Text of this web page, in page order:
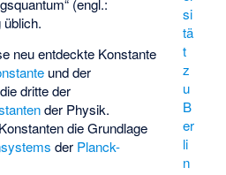
si
tä
t
z
u
B
er
li
n
(engl.:
üblich.
neu entdeckte Konstante
und der
dritte der
der Physik.
die Grundlage
der Planck-